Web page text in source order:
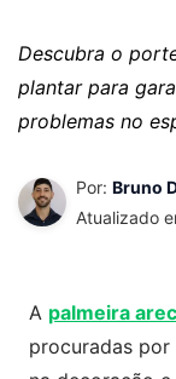
Descubra o
plantar para
problemas no
Por: Bruno
Atualizado
A palmeira
procuradas